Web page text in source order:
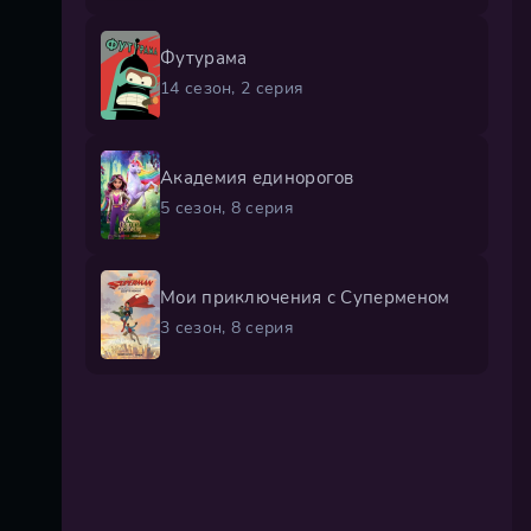
Футурама
14 сезон, 2 серия
Академия единорогов
5 сезон, 8 серия
Мои приключения с Суперменом
3 сезон, 8 серия